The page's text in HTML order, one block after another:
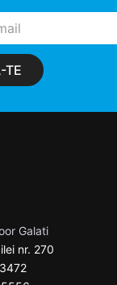
TE
Galati
nr. 270